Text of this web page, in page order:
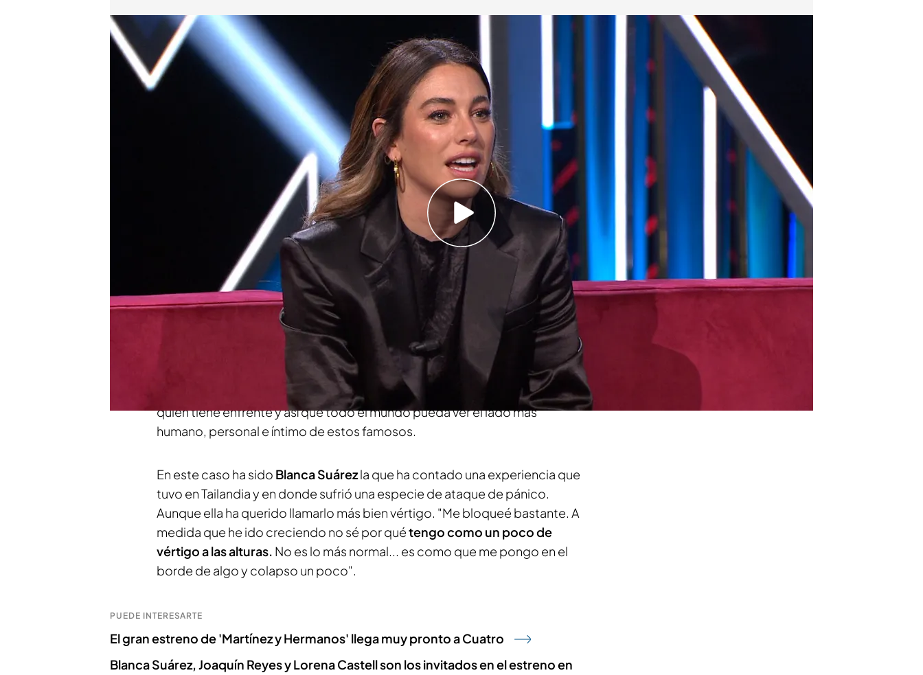
Blanca Suárez, en 'Martínez y Hermanos'
Martínez y Hermanos
04 MAR 2024 - 23:17h.
Blanca Suárez: "Me tuve que sentar en el suelo de cristal porque me
bloqueé en medio de la pasarela"
Así consiguió salir adelante Blanca Suárez cuando se encontraba
"colapsada" en medio del vértigo que estaba sufriendo
Dani Martínez te cuenta en 30 segundos de qué va 'Martínez y
Hermanos', muy pronto estreno en Cuatro
'Martínez y Hermanos'
es que los invitados se sueltan por
completo y cuentan experiencias que muy probablemente no las hayan
contado antes en televisión. Esa es la magia de este programa y sobre
todo, de Dani Martínez, con una gran facilidad para exprimir al máximo a
quien tiene enfrente y así que todo el mundo pueda ver el lado más
humano, personal e íntimo de estos famosos.
En este caso ha sido Blanca Suárezla que ha contado una experiencia que
tuvo en Tailandia y en donde sufrió una especie de ataque de pánico.
Aunque ella ha querido llamarlo más bien vértigo. "Me bloqueé bastante. A
medida que he ido creciendo no sé por quétengo como un poco de
vértigo a las alturas. No es lo más normal... es como que me pongo en el
borde de algo y colapso un poco".
PUEDE INTERESARTE
El gran estreno de 'Martínez y Hermanos' llega muy pronto a Cuatro
Blanca Suárez, Joaquín Reyes y Lorena Castell son los invitados en el estreno en